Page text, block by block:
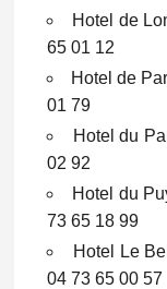
Hotel de
65 01 12
Hotel de
01 79
Hotel du
02 92
Hotel du
73 65 18 99
Hotel Le
04 73 65 00 57